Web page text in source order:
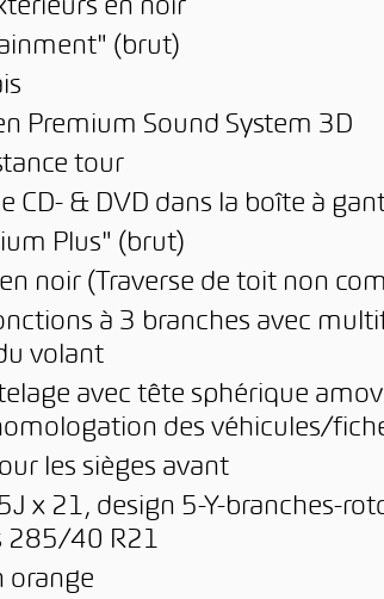
en noir
(brut)
Premium Sound System 3D
tour
CD- & DVD dans la boîte à
Plus" (brut)
noir (Traverse de toit non
à 3 branches avec
volant
avec tête sphérique
des véhicules/
les sièges avant
x 21, design 5-Y-branches-
285/40 R21
orange